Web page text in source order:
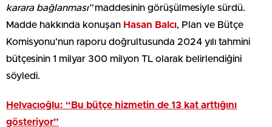
karara bağlanması”maddesinin görüşülmesiyle sürdü.
Madde hakkında konuşan Hasan Balcı, Plan ve Bütçe
Komisyonu’nun raporu doğrultusunda 2024 yılı tahmini
bütçesinin 1 milyar 300 milyon TL olarak belirlendiğini
söyledi.
Helvacıoğlu: “Bu bütçe hizmetin de 13 kat arttığını
gösteriyor”